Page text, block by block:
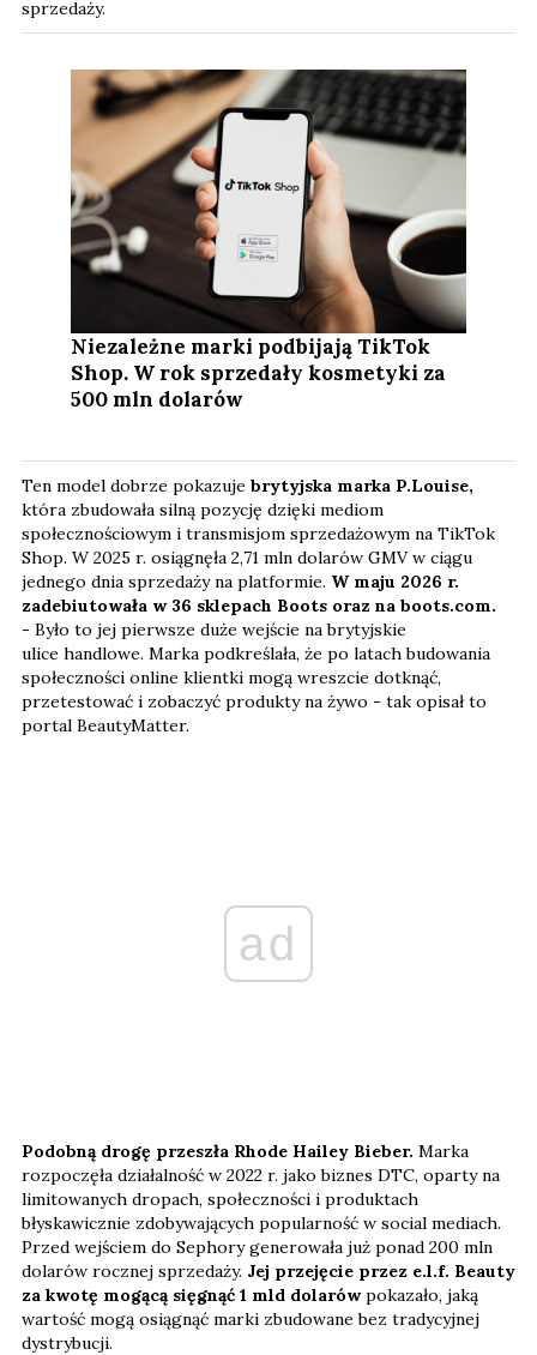
sprzedaży.
Niezależne marki podbijają TikTok
Shop. W rok sprzedały kosmetyki za
500 mln dolarów
Ten model dobrze pokazuje brytyjska marka P.Louise,
która zbudowała silną pozycję dzięki mediom
społecznościowym i transmisjom sprzedażowym na TikTok
Shop. W 2025 r. osiągnęła 2,71 mln dolarów GMV w ciągu
jednego dnia sprzedaży na platformie. W maju 2026 r.
zadebiutowała w 36 sklepach Boots oraz na boots.com.
- Było to jej pierwsze duże wejście na brytyjskie
ulice handlowe. Marka podkreślała, że po latach budowania
społeczności online klientki mogą wreszcie dotknąć,
przetestować i zobaczyć produkty na żywo - tak opisał to
portal BeautyMatter.
ad
Podobną drogę przeszła Rhode Hailey Bieber. Marka
rozpoczęła działalność w 2022 r. jako biznes DTC, oparty na
limitowanych dropach, społeczności i produktach
błyskawicznie zdobywających popularność w social mediach.
Przed wejściem do Sephory generowała już ponad 200 mln
dolarów rocznej sprzedaży. Jej przejęcie przez e.l.f. Beauty
za kwotę mogącą sięgnąć 1 mld dolarówpokazało, jaką
wartość mogą osiągnąć marki zbudowane bez tradycyjnej
dystrybucji.